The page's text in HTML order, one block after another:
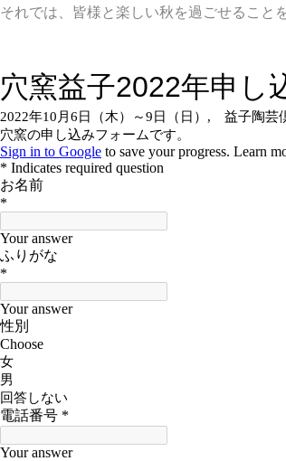
それでは、皆様と楽しい秋を過ごせること